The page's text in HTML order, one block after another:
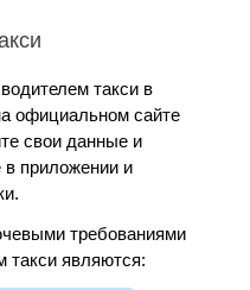
такси в
официальном сайте
свои данные и
приложении и
требованиями
такси являются: